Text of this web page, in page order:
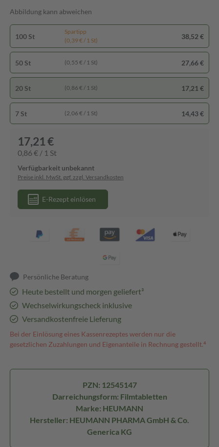
Abbildung kann abweichen
100 St
Spartipp
(0,39 € / 1 St)
38,52 €
50 St (0,55 € / 1 St) 27,66 €
20 St (0,86 € / 1 St) 17,21 €
7 St (2,06 € / 1 St) 14,43 €
17,21 €
0,86 € / 1 St
Verfügbarkeit unbekannt
Preise inkl. MwSt. ggf. zzgl. Versandkosten
E-Rezept einlösen
Persönliche Beratung
Heute bestellt und morgen geliefert³
Wechselwirkungscheck inklusive
Versandkostenfreie Lieferung
Bei der Einlösung eines Kassenrezeptes werden nur die
gesetzlichen Zuzahlungen und Eigenanteile in Rechnung gestellt.⁴
PZN: 12545147
Darreichungsform: Filmtabletten
Marke: HEUMANN
Hersteller: HEUMANN PHARMA GmbH & Co.
Generica KG